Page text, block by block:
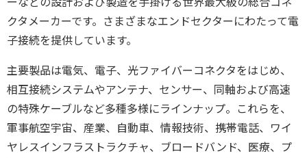
クタメーカーです。さまざまなエンドセクターにわたって電
子接続を提供しています。
主要製品は電気、電子、光ファイバーコネクタをはじめ、
相互接続システムやアンテナ、センサー、同軸および高速
の特殊ケーブルなど多種多様にラインナップ。これらを、
軍事航空宇宙、産業、自動車、情報技術、携帯電話、ワイ
ヤレスインフラストラクチャ、ブロードバンド、医療、プ